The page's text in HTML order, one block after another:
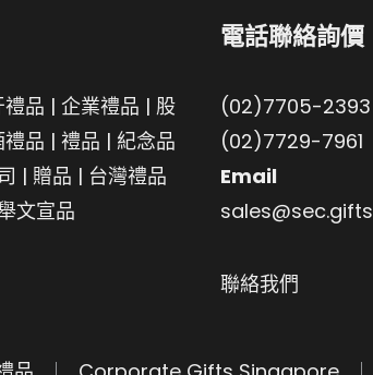
禮品 | 企業禮品 | 股
品 | 禮品 | 紀念品
| 贈品 | 台灣禮品
文宣品
電話聯絡詢價
(02)7705-2393
(02)7729-7961
Email
sales@sec.gifts
聯絡我們